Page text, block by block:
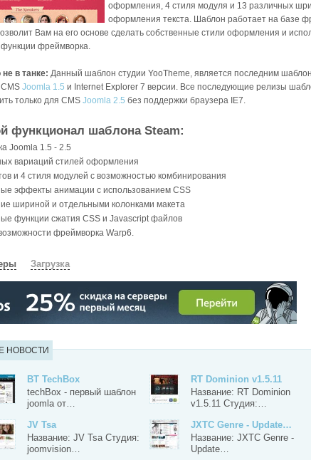
оформления, 4 стиля модуля и 13 различных
оформления текста. Шаблон работает на базе
Вам на его основе сделать собственные стили оформления и
фреймворка.
в танке: Данный шаблон студии YooTheme, является последним
Joomla 1.5 и Internet Explorer 7 версии. Все последующие релизы
только для CMS Joomla 2.5 без поддержки браузера IE7.
функционал шаблона Steam:
Joomla 1.5 - 2.5
вариаций стилей оформления
и 4 стиля модулей с возможностью комбинирования
эффекты анимации с использованием CSS
шириной и отдельными колонками макета
функции сжатия CSS и Javascript файлов
фреймворка Warp6.
Загрузка
ЗЕРКАЛО ЗЕРКАЛО №2
НОВОСТИ
BT TechBox
techBox - первый шаблон
joomla от…
RT Dominion v1.5.11
Название: RT Dominion
v1.5.11 Студия:…
JV Tsa
Название: JV Tsa Студия:
joomvision…
JXTC Genre - Update…
Название: JXTC Genre -
Update…